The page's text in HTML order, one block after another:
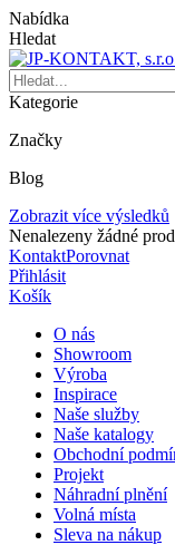
Nabídka
Hledat
Kategorie
Značky
Blog
Zobrazit více výsledků
Nenalezeny žádné
KontaktPorovnat
Přihlásit
Košík
O nás
Showroom
Výroba
Inspirace
Naše služby
Naše katalogy
Obchodní
Projekt
Náhradní plnění
Volná místa
Sleva na nákup